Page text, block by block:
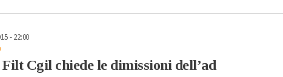
- 22:00
Cgil chiede le dimissioni dell’ad